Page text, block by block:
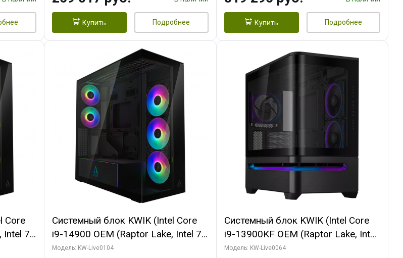
Купить Подробнее Купить Подробнее
Core
Intel 7,
Системный блок KWIK (Intel Core
i9-14900 OEM (Raptor Lake, Intel 7,
C24 16EC/8PC// 64 ГБ ОЗУ (2
Модель: KW-Live0104
Системный блок KWIK (Intel Core
i9-13900KF OEM (Raptor Lake, Intel
7, C24 16EC/8P/ 64 ГБ ОЗУ (2
Модель: KW-Live0064